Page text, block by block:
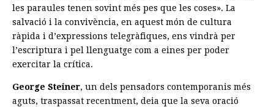
les paraules tenen sovint més pes que les coses». La
salvació i la convivència, en aquest món de cultura
ràpida i d’expressions telegràfiques, ens vindrà per
l’escriptura i pel llenguatge com a eines per poder
exercitar la crítica.
George Steiner, un dels pensadors contemporanis més
aguts, traspassat recentment, deia que la seva oració